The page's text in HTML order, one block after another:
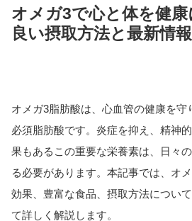
オメガ3で心と体を健
良い摂取方法と最新情報
オメガ3脂肪酸は、心血管の健康を守
必須脂肪酸です。炎症を抑え、精神
果もあるこの重要な栄養素は、日々
る必要があります。本記事では、オ
効果、豊富な食品、摂取方法につい
て詳しく解説します。